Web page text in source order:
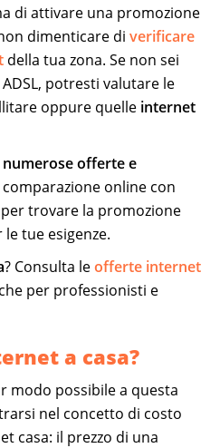
di attivare una promozione
dimenticare di verificare
della tua zona. Se non sei
potresti valutare le
oppure quelle internet
offerte e
comparazione online con
trovare la promozione
tue esigenze.
? Consulta leofferte internet
per professionisti e
a casa?
modo possibile a questa
nel concetto di costo
casa: il prezzo di una